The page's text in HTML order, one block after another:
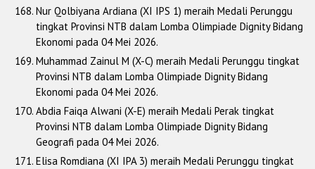
Nur Qolbiyana Ardiana (XI IPS 1) meraih Medali Perunggu
tingkat Provinsi NTB dalam Lomba Olimpiade Dignity Bidang
Ekonomi pada 04 Mei 2026.
Muhammad Zainul M (X-C) meraih Medali Perunggu tingkat
Provinsi NTB dalam Lomba Olimpiade Dignity Bidang
Ekonomi pada 04 Mei 2026.
Abdia Faiqa Alwani (X-E) meraih Medali Perak tingkat
Provinsi NTB dalam Lomba Olimpiade Dignity Bidang
Geografi pada 04 Mei 2026.
Elisa Romdiana (XI IPA 3) meraih Medali Perunggu tingkat